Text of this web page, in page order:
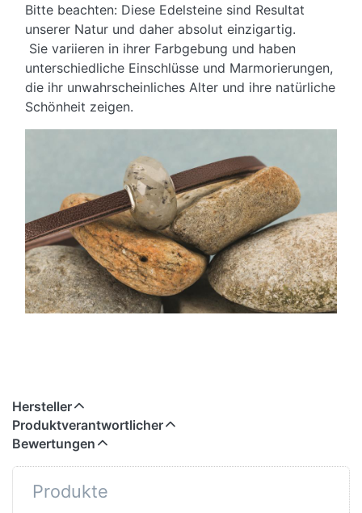
Bitte beachten: Diese Edelsteine sind Resultat
unserer Natur und daher absolut einzigartig.
Sie variieren in ihrer Farbgebung und haben
unterschiedliche Einschlüsse und Marmorierungen,
die ihr unwahrscheinliches Alter und ihre natürliche
Schönheit zeigen.
Hersteller
Produktverantwortlicher
Bewertungen
Produkte